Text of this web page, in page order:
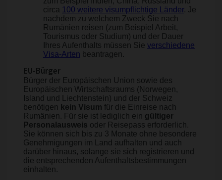
circa 100 weitere visumpflichtige Länder. Je
nachdem zu welchem Zweck Sie nach
Rumänien reisen (zum Beispiel Arbeit,
Tourismus oder Studium) und der Dauer
Ihres Aufenthalts müssen Sie verschiedene
Visa-Arten beantragen.
EU-Bürger
Bürger der Europäischen Union sowie des
Europäischen Wirtschaftsraums (Norwegen,
Island und Liechtenstein) und der Schweiz
benötigen kein Visum für die Einreise nach
Rumänien. Für sie ist lediglich ein gültiger
Personalausweis oder Reisepass erforderlich.
Sie können sich bis zu 3 Monate ohne besondere
Genehmigungen im Land aufhalten und auch
darüber hinaus, solange sie sich registrieren und
die entsprechenden Aufenthaltsbestimmungen
einhalten.